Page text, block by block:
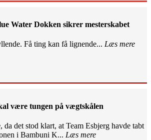
Water Dokken sikrer mesterskabet
Få ting kan få lignende... Læs mere
være tungen på vægtskålen
da det stod klart, at Team Esbjerg havde tabt
i Bambuni K... Læs mere